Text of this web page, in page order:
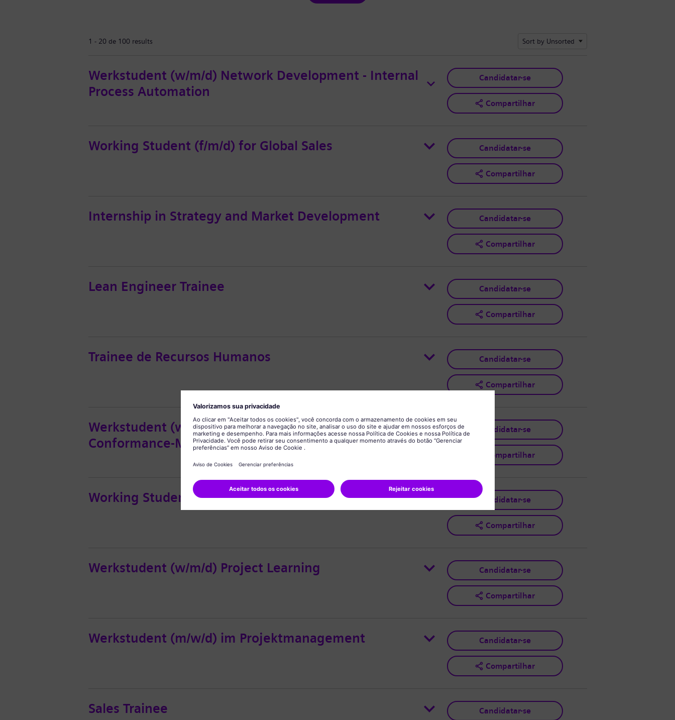
1 - 20 de 100 results Sort by Unsorted
Werkstudent (w/m/d) Network Development - Internal
Process Automation
Candidatar-se
Compartilhar
Working Student (f/m/d) for Global Sales Candidatar-se
Compartilhar
Internship in Strategy and Market Development Candidatar-se
Compartilhar
Lean Engineer Trainee Candidatar-se
Compartilhar
Trainee de Recursos Humanos Candidatar-se
Compartilhar
Werkstudent (w/m/d) Quality Management & Non-
Conformance-Management
Candidatar-se
Compartilhar
Working Student (w/m/d) Digital Operations Support Candidatar-se
Compartilhar
Werkstudent (w/m/d) Project Learning Candidatar-se
Compartilhar
Werkstudent (m/w/d) im Projektmanagement Candidatar-se
Compartilhar
Sales Trainee Candidatar-se